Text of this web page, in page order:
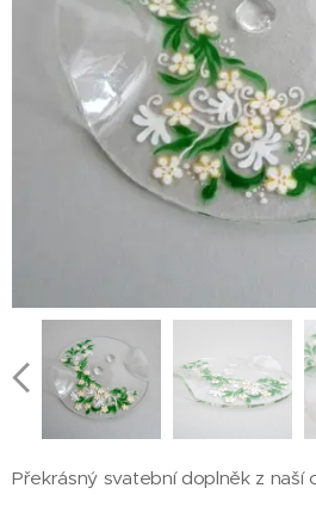
Překrásný svatební doplněk z naší